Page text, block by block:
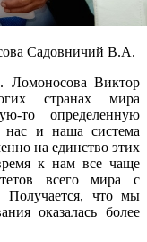
Садовничий В.А.
Виктор
странах мира
то определенную
и наша система
на единство этих
к нам все чаще
всего мира с
что мы
оказалась более